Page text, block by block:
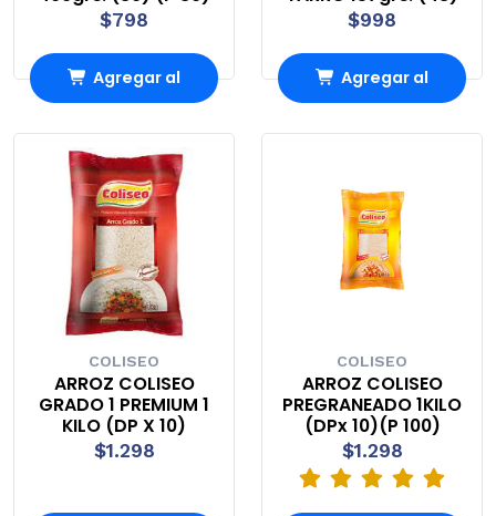
$798
Agregar al
$998
Agregar al
COLISEO
ARROZ COLISEO
GRADO 1 PREMIUM 1
KILO (DP X 10)
$1.298
COLISEO
ARROZ COLISEO
PREGRANEADO 1KILO
(DPx 10)(P 100)
$1.298